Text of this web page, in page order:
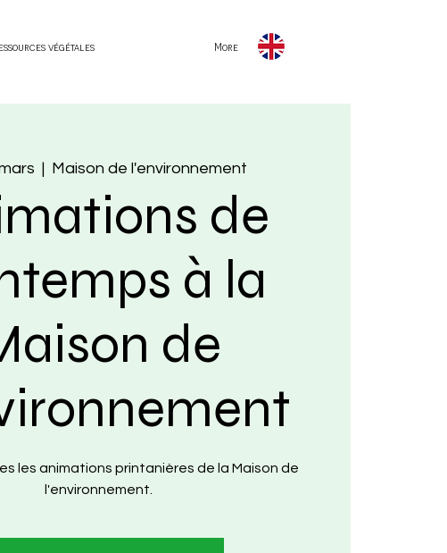
végétales More
  |
Maison de l'environnement
de
à la
de
les animations printanières de la Maison de
l'environnement.